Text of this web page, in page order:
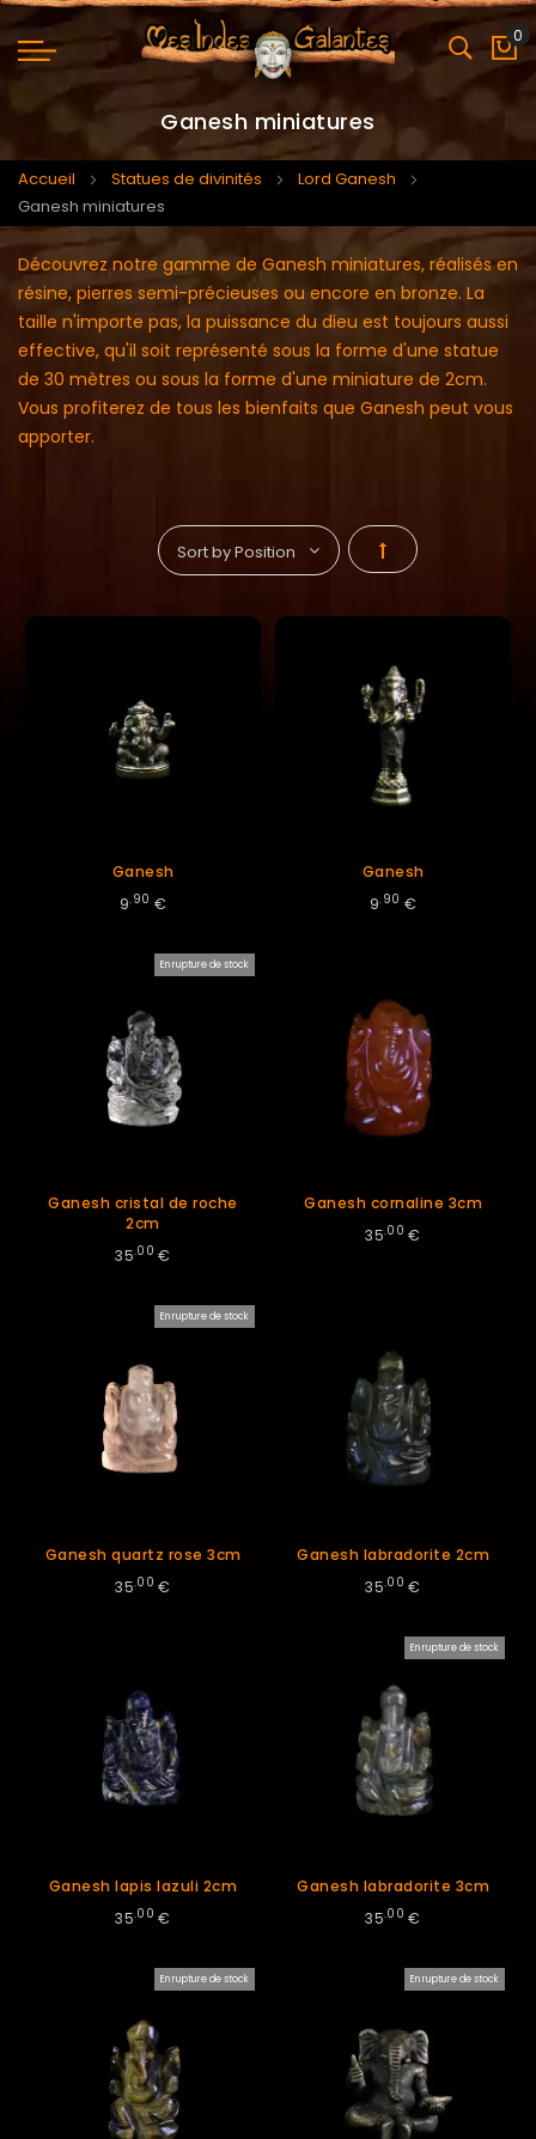
0
Ganesh miniatures
Accueil Statues de divinités
Lord Ganesh
Ganesh miniatures
Découvrez notre gamme de Ganesh miniatures, réalisés en
résine, pierres semi-précieuses ou encore en bronze. La
taille n'importe pas, la puissance du dieu est toujours aussi
effective, qu'il soit représenté sous la forme d'une statue
de 30 mètres ou sous la forme d'une miniature de 2cm.
Vous profiterez de tous les bienfaits que Ganesh peut vous
apporter.
Par
Ganesh
9.90 €
Ganesh
9.90 €
En rupture de stock
Ganesh cristal de roche
2cm
35.00 €
Ganesh cornaline 3cm
35.00 €
En rupture de stock
Ganesh quartz rose 3cm
35.00 €
Ganesh labradorite 2cm
35.00 €
Ganesh lapis lazuli 2cm
35.00 €
En rupture de stock
Ganesh labradorite 3cm
35.00 €
En rupture de stock En rupture de stock